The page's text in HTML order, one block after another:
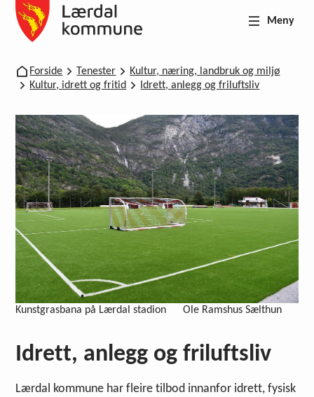
Meny
Du er her:
Forside Tenester
Kultur, næring, landbruk og miljø
Kultur, idrett og fritid
Idrett, anlegg og friluftsliv
Kunstgrasbana på Lærdal stadion Ole Ramshus Sælthun
Idrett, anlegg og friluftsliv
Lærdal kommune har fleire tilbod innanfor idrett, fysisk